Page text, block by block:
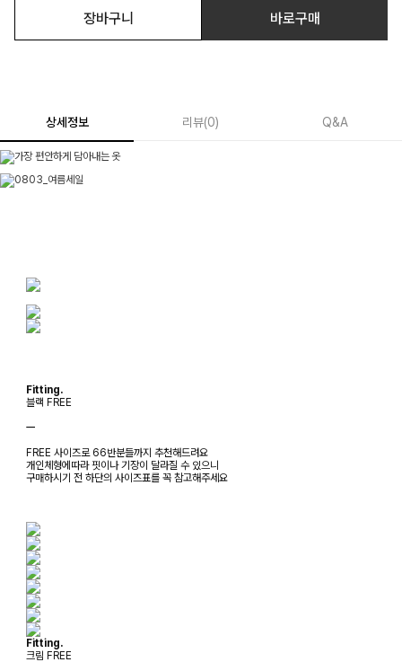
장바구니 바로구매
상세정보 리뷰(0) Q&A
Fitting.
블랙 FREE
ㅡ
FREE 사이즈로 66반분들까지 추천해드려요
개인체형에따라 핏이나 기장이 달라질 수 있으니
구매하시기 전 하단의 사이즈표를 꼭 참고해주세요
Fitting.
크림 FREE